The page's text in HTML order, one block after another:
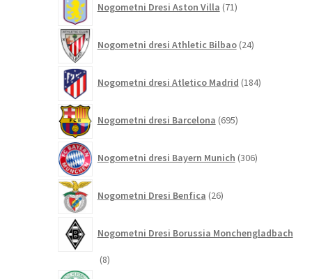
Nogometni Dresi Aston Villa 71izdelkov
Nogometni dresi Athletic Bilbao 24izdelkov
Nogometni dresi Atletico Madrid 184izdelkov
Nogometni dresi Barcelona 695izdelkov
Nogometni dresi Bayern Munich 306izdelkov
Nogometni Dresi Benfica 26izdelkov
Nogometni Dresi Borussia Monchengladbach
88